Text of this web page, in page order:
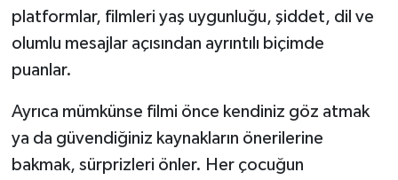
platformlar, filmleri yaş uygunluğu, şiddet, dil ve
olumlu mesajlar açısından ayrıntılı biçimde
puanlar.
Ayrıca mümkünse filmi önce kendiniz göz atmak
ya da güvendiğiniz kaynakların önerilerine
bakmak, sürprizleri önler. Her çocuğun